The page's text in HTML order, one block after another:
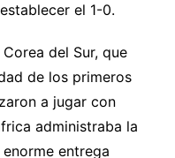
el 1-0.
del Sur, que
de los primeros
a jugar con
administraba la
entrega